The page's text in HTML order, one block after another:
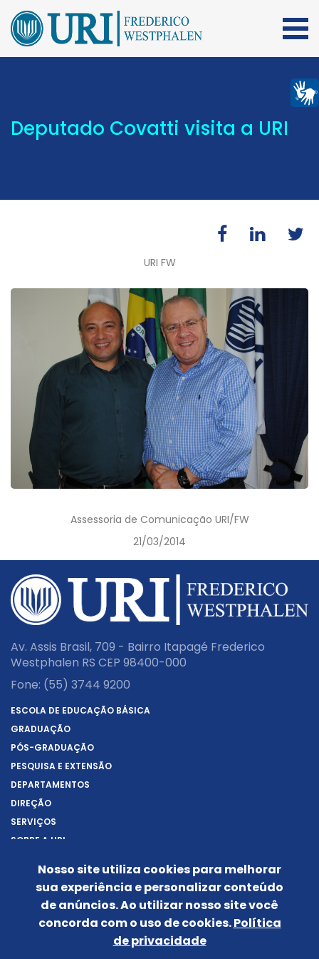
Deputado Covatti visita a URI
URI FW
Assessoria de Comunicação URI/FW
21/03/2014
Av. Assis Brasil, 709 - Bairro Itapagé Frederico
Westphalen RS CEP 98400-000
Fone: (55) 3744 9200
ESCOLA DE EDUCAÇÃO BÁSICA
GRADUAÇÃO
PÓS-GRADUAÇÃO
PESQUISA E EXTENSÃO
DEPARTAMENTOS
DIREÇÃO
SERVIÇOS
SOBRE A URI
NOTÍCIAS
CONHEÇA O CÂMPUS
Siga-nos nas redes sociais:
Nosso site utiliza cookies para melhorar
sua experiência e personalizar conteúdo
de anúncios. Ao utilizar nosso site você
concorda com o uso de cookies.Política
de privacidade